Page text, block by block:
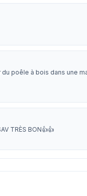
poêle à bois dans une
TRÈS BON👍👍